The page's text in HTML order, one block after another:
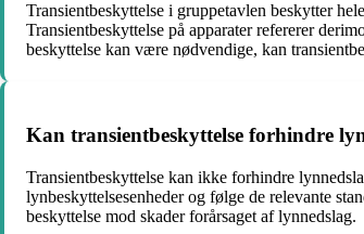
Transientbeskyttelse i gruppetavlen beskytter
Transientbeskyttelse på apparater refererer
beskyttelse kan være nødvendige, kan
Kan transientbeskyttelse forhindre
Transientbeskyttelse kan ikke forhindre
lynbeskyttelsesenheder og følge de relevante
beskyttelse mod skader forårsaget af lynnedslag.